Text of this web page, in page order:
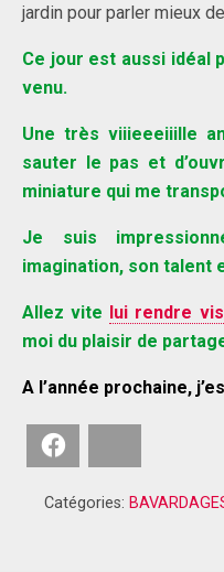
jardin pour parler mieux
Ce jour est aussi idéal
venu.
Une très viiieeeiiille
sauter le pas et
miniature qui me
Je suis
imagination, son talent
Allez vite lui rendre
moi du plaisir de
A l’année prochaine,
Catégories: